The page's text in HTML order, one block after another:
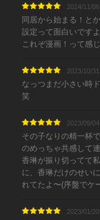
2024/11/
同居から始まる！と
設定って面白いです
これぞ漫画！って感
2023/10/
なっつまだ小さい時
笑
2023/09/
その子なりの精一杯
のめっちゃ共感して
香琳が振り切ってて
に、香琳だけのせい
れてたよ〜(序盤でケ
2023/01/